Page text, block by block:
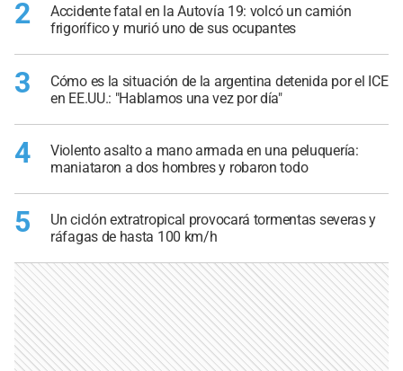
2
Accidente fatal en la Autovía 19: volcó un camión
frigorífico y murió uno de sus ocupantes
3
Cómo es la situación de la argentina detenida por el ICE
en EE.UU.: "Hablamos una vez por día"
4
Violento asalto a mano armada en una peluquería:
maniataron a dos hombres y robaron todo
5
Un ciclón extratropical provocará tormentas severas y
ráfagas de hasta 100 km/h